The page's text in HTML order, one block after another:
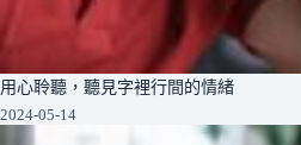
用心聆聽，聽見字裡行間的情緒
2024-05-14